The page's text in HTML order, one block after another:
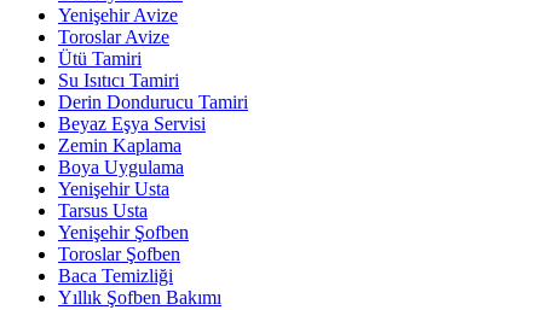
Yenişehir Avize
Toroslar Avize
Ütü Tamiri
Su Isıtıcı Tamiri
Derin Dondurucu Tamiri
Beyaz Eşya Servisi
Zemin Kaplama
Boya Uygulama
Yenişehir Usta
Tarsus Usta
Yenişehir Şofben
Toroslar Şofben
Baca Temizliği
Yıllık Şofben Bakımı